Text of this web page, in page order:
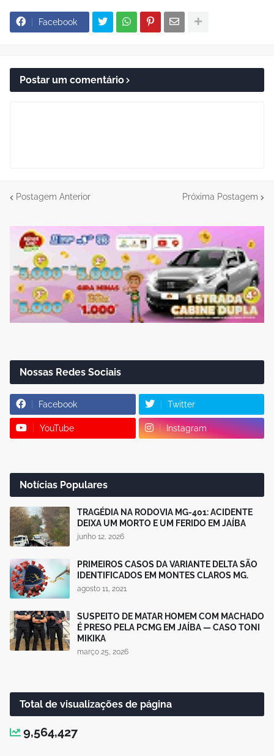
Facebook
Postar um comentário
Postagem Anterior Próxima Postagem
Nossas Redes Sociais
Facebook Twitter
YouTube Instagram
Notícias Populares
TRAGÉDIA NA RODOVIA MG-401: ACIDENTE
DEIXA UM MORTO E UM FERIDO EM JAÍBA
junho 12, 2026
PRIMEIROS CASOS DA VARIANTE DELTA SÃO
IDENTIFICADOS EM MONTES CLAROS MG.
agosto 11, 2021
SUSPEITO DE MATAR HOMEM COM MACHADO
É PRESO PELA PCMG EM JAÍBA — CASO TONI
MIKIKA
março 25, 2026
Total de visualizações de página
9,564,427